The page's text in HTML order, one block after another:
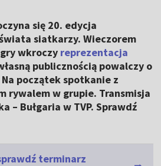
się 20. edycja
siatkarzy. Wieczorem
wkroczy reprezentacja
publicznością powalczy o
początek spotkanie z
rywalem w grupie. Transmisja
– Bułgaria w TVP. Sprawdź
terminarz